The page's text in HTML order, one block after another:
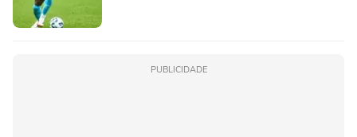
PUBLICIDADE